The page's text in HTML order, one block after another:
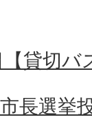
貸切バ
長選挙